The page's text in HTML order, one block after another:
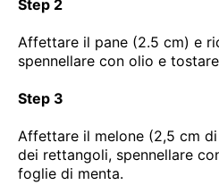
Step 2
Affettare il pane (2.5 cm) e
spennellare con olio e
Step 3
Affettare il melone (2,5 cm
dei rettangoli, spennellare
foglie di menta.